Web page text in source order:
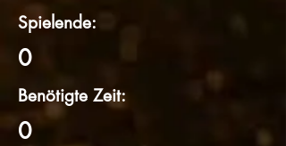
Spielende:
0
Benötigte Zeit:
0